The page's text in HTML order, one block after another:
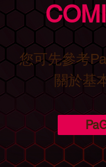
您可先參考
關於基